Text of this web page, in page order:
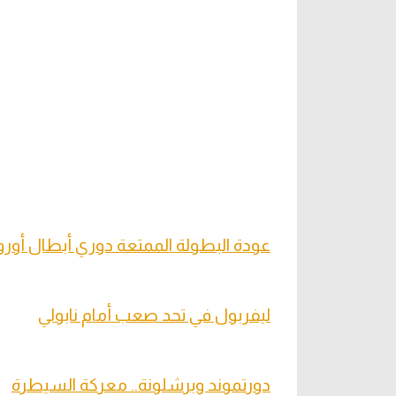
عودة البطولة الممتعة دوري أبطال
ليفربول في تحد صعب أمام نابولي
دورتموند وبرشلونة.. معركة السيطرة